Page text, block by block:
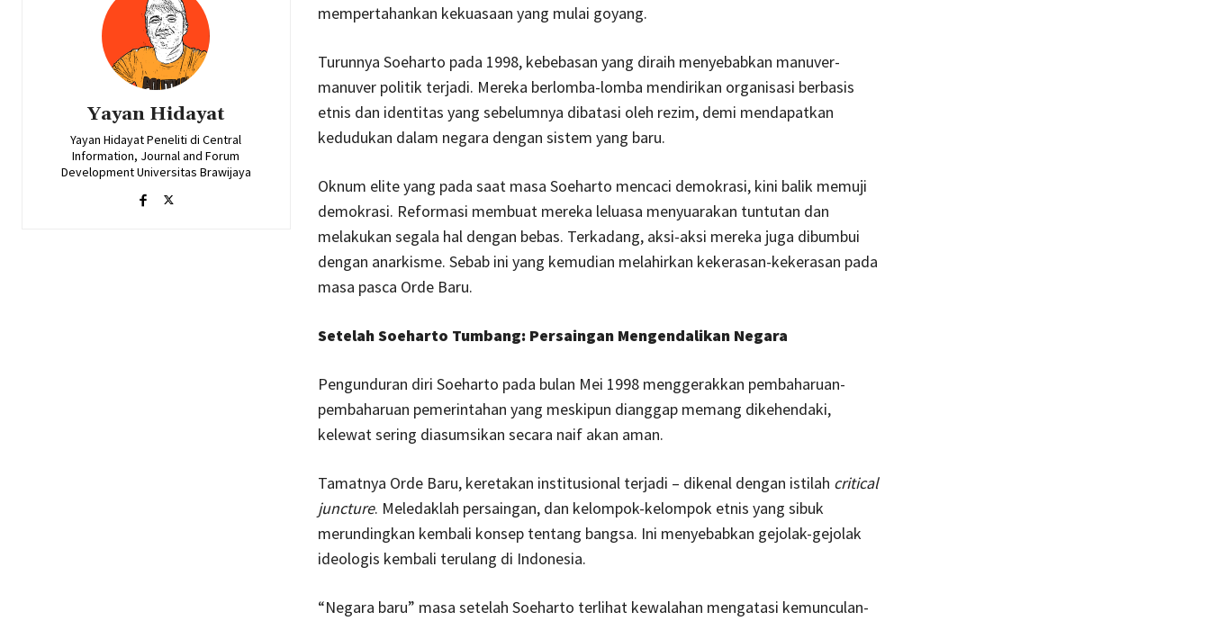
Yayan Hidayat
Yayan Hidayat Peneliti di Central
Information, Journal and Forum
Development Universitas Brawijaya
mempertahankan kekuasaan yang mulai goyang.
Turunnya Soeharto pada 1998, kebebasan yang diraih menyebabkan manuver-
manuver politik terjadi. Mereka berlomba-lomba mendirikan organisasi berbasis
etnis dan identitas yang sebelumnya dibatasi oleh rezim, demi mendapatkan
kedudukan dalam negara dengan sistem yang baru.
Oknum elite yang pada saat masa Soeharto mencaci demokrasi, kini balik memuji
demokrasi. Reformasi membuat mereka leluasa menyuarakan tuntutan dan
melakukan segala hal dengan bebas. Terkadang, aksi-aksi mereka juga dibumbui
dengan anarkisme. Sebab ini yang kemudian melahirkan kekerasan-kekerasan pada
masa pasca Orde Baru.
Setelah Soeharto Tumbang: Persaingan Mengendalikan Negara
Pengunduran diri Soeharto pada bulan Mei 1998 menggerakkan pembaharuan-
pembaharuan pemerintahan yang meskipun dianggap memang dikehendaki,
kelewat sering diasumsikan secara naif akan aman.
Tamatnya Orde Baru, keretakan institusional terjadi – dikenal dengan istilah critical
juncture. Meledaklah persaingan, dan kelompok-kelompok etnis yang sibuk
merundingkan kembali konsep tentang bangsa. Ini menyebabkan gejolak-gejolak
ideologis kembali terulang di Indonesia.
“Negara baru” masa setelah Soeharto terlihat kewalahan mengatasi kemunculan-